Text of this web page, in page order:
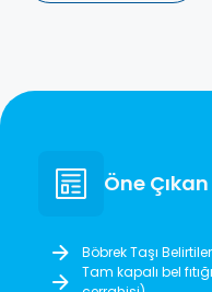
Öne
Böbrek Taşı
Tam kapalı bel